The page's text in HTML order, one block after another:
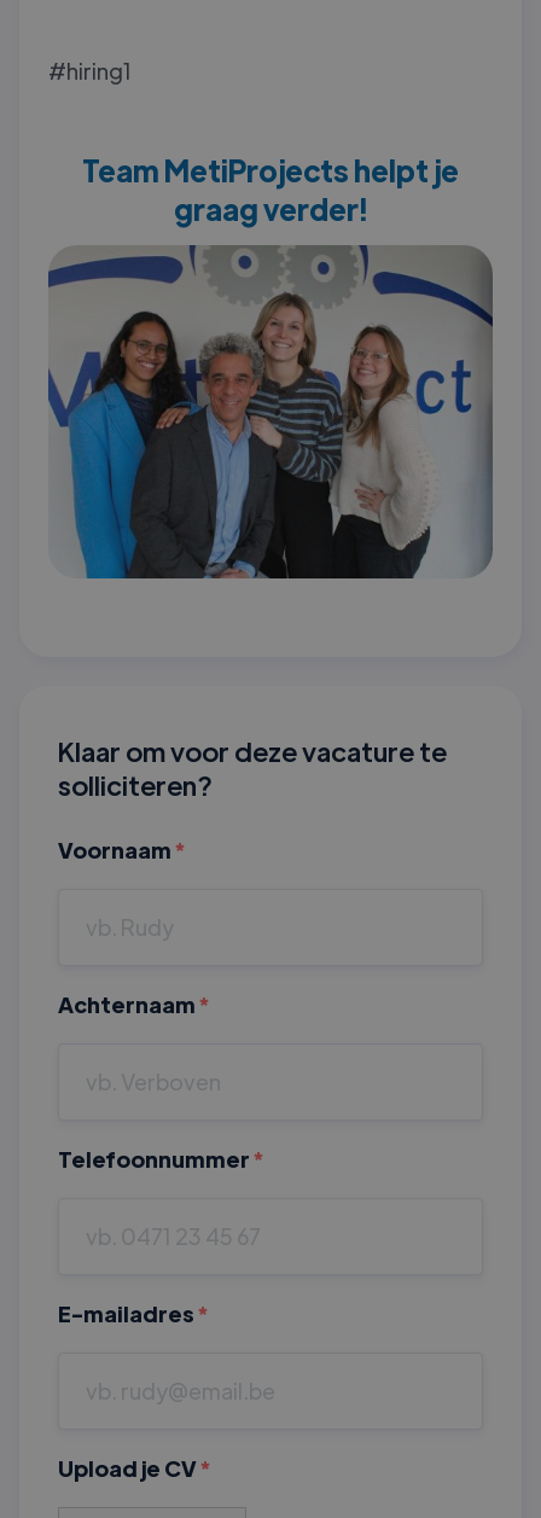
#hiring1
Team MetiProjects helpt je
graag verder!
Klaar om voor deze vacature te
solliciteren?
Voornaam *
Achternaam *
Telefoonnummer *
E-mailadres *
Upload je CV*